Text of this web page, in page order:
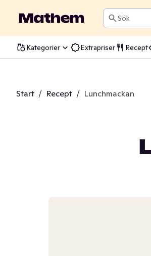
Sök
Kategorier Extrapriser Recept
Start / Recept / Lunchmackan